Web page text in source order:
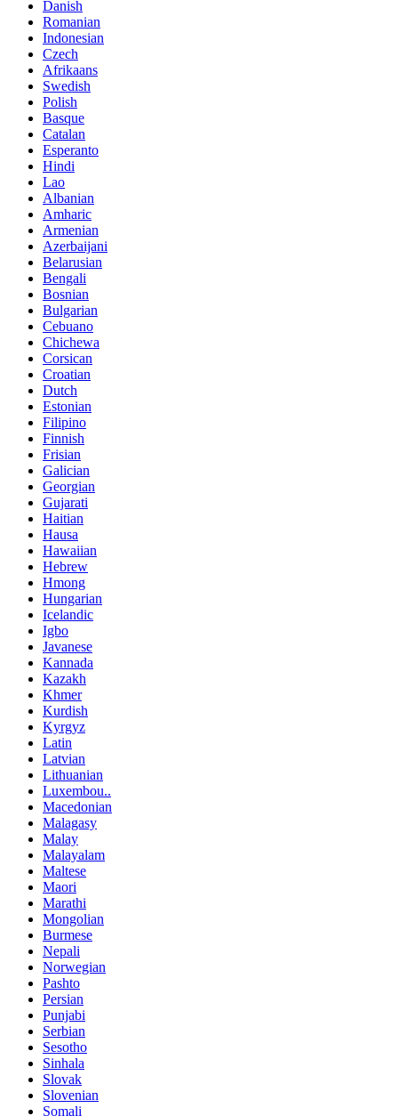
Danish
Romanian
Indonesian
Czech
Afrikaans
Swedish
Polish
Basque
Catalan
Esperanto
Hindi
Lao
Albanian
Amharic
Armenian
Azerbaijani
Belarusian
Bengali
Bosnian
Bulgarian
Cebuano
Chichewa
Corsican
Croatian
Dutch
Estonian
Filipino
Finnish
Frisian
Galician
Georgian
Gujarati
Haitian
Hausa
Hawaiian
Hebrew
Hmong
Hungarian
Icelandic
Igbo
Javanese
Kannada
Kazakh
Khmer
Kurdish
Kyrgyz
Latin
Latvian
Lithuanian
Luxembou..
Macedonian
Malagasy
Malay
Malayalam
Maltese
Maori
Marathi
Mongolian
Burmese
Nepali
Norwegian
Pashto
Persian
Punjabi
Serbian
Sesotho
Sinhala
Slovak
Slovenian
Somali